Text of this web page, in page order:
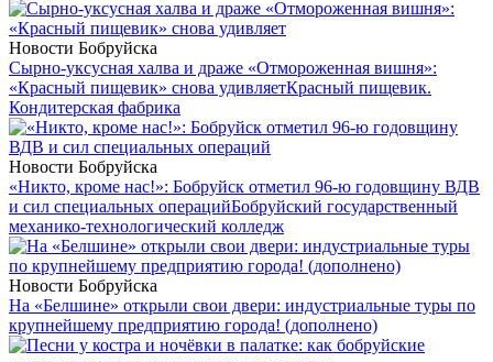
Новости Бобруйска
Сырно-уксусная халва и драже «Отмороженная вишня»:
«Красный пищевик» снова удивляетКрасный пищевик.
Кондитерская фабрика
Новости Бобруйска
«Никто, кроме нас!»: Бобруйск отметил 96-ю годовщину ВДВ
и сил специальных операцийБобруйский государственный
механико-технологический колледж
Новости Бобруйска
На «Белшине» открыли свои двери: индустриальные туры по
крупнейшему предприятию города! (дополнено)